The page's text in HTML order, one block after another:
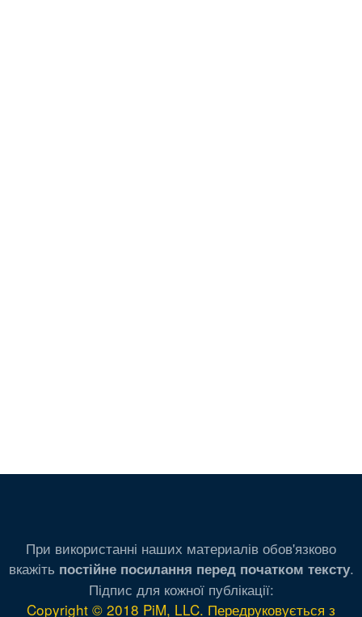
При використанні наших материалів обов'язково
вкажіть постійне посилання перед початком тексту.
Підпис для кожної публікації:
Copyright © 2018 PiM, LLC. Передруковується з